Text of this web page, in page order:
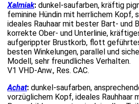
Xalmiak: dunkel-saufarben, kräftig
feminine Hündin mit herrlichem Kopf,
ideales Rauhaar mit bester Bart- und
korrekte Ober- und Unterlinie,
aufgerippter Brustkorb, flott
besten Winkelungen, parallel und
Modell, sehr freundliches Verhalten.
V1 VHD-Anw., Res. CAC.
Achat: dunkel-saufarben,
vorzüglichem Kopf, ideales Rauhhaar